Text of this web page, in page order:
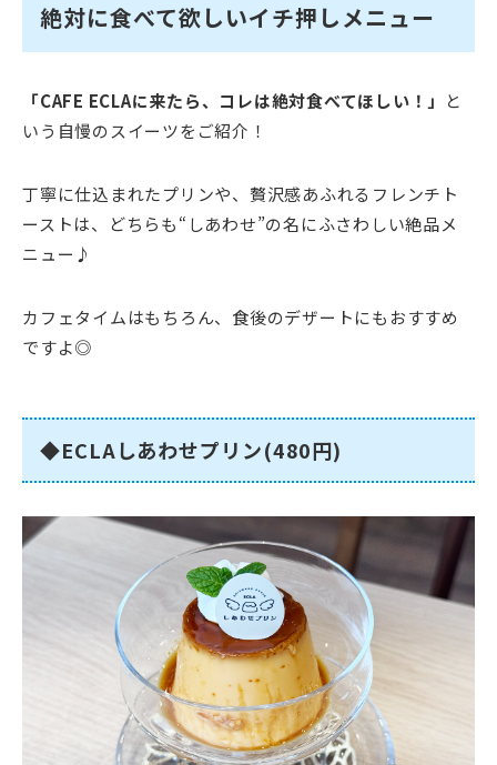
絶対に食べて欲しいイチ押しメニュー
「CAFE ECLAに来たら、コレは絶対食べてほしい！」
と
いう自慢のスイーツをご紹介！
丁寧に仕込まれたプリンや、贅沢感あふれるフレンチト
ーストは、どちらも“しあわせ”の名にふさわしい絶品メ
ニュー♪
カフェタイムはもちろん、食後のデザートにもおすすめ
ですよ◎
◆ECLAしあわせプリン(480円)